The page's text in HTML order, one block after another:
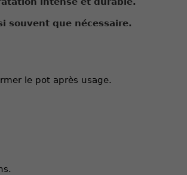
souvent que nécessaire.
le pot après usage.